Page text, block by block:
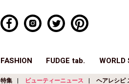
FASHION FUDGE tab. WORLD
特集 ビューティーニュース ヘアレシピ